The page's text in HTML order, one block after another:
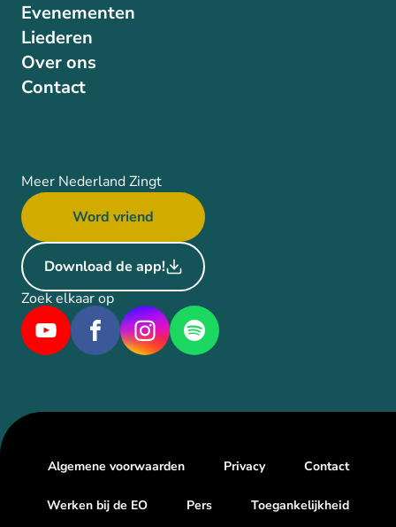
Evenementen
Liederen
Over ons
Contact
Meer Nederland Zingt
Word vriend
Download de app!
Zoek elkaar op
Algemene voorwaarden Privacy Contact
Werken bij de EO Pers Toegankelijkheid